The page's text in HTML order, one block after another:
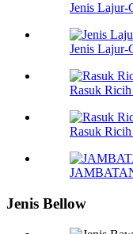
Jenis Lajur-
Jenis
Rasuk
Rasuk
Jenis Bellow